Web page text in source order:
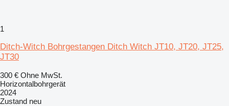
1
Ditch-Witch Bohrgestangen Ditch Witch JT10, JT20, JT25,
JT30
300 € Ohne MwSt.
Horizontalbohrgerät
2024
Zustand neu